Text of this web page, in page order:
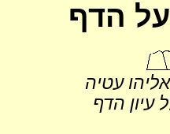
הדף
עטיה
עיון הדף